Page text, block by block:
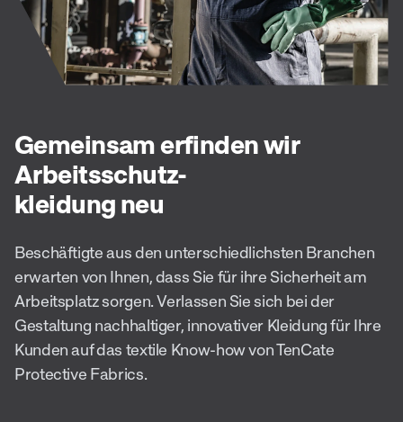
Gemeinsam erfinden wir
Arbeitsschutz-
kleidung neu
Beschäftigte aus den unterschiedlichsten Branchen
erwarten von Ihnen, dass Sie für ihre Sicherheit am
Arbeitsplatz sorgen. Verlassen Sie sich bei der
Gestaltung nachhaltiger, innovativer Kleidung für Ihre
Kunden auf das textile Know-how von TenCate
Protective Fabrics.